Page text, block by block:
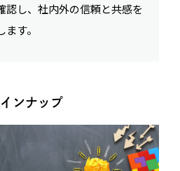
認し、社内外の信頼と共感を
す。
ンナップ